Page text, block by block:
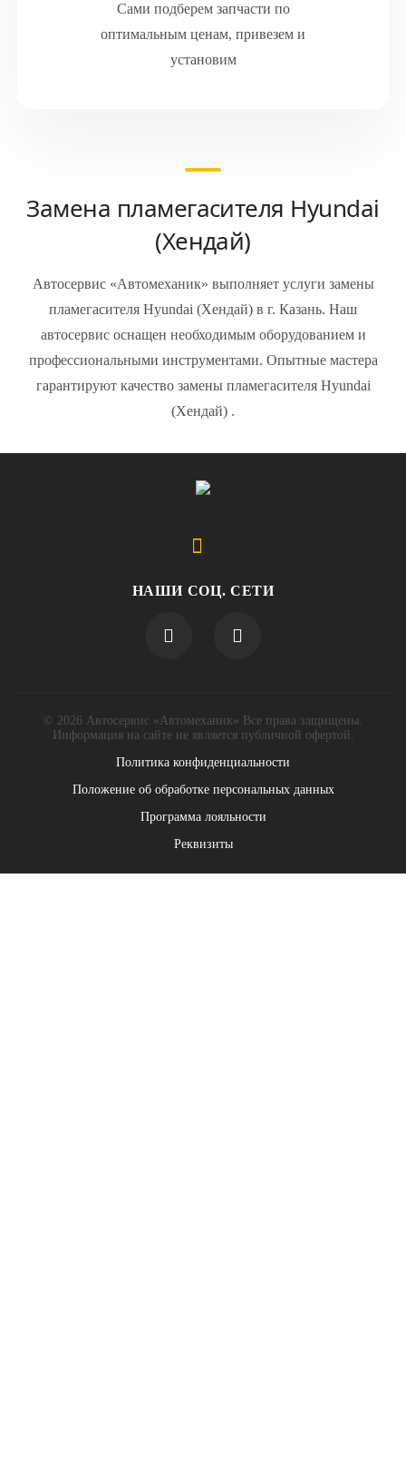
Сами подберем запчасти по
оптимальным ценам, привезем и
установим
Замена пламегасителя Hyundai
(Хендай)
Автосервис «Автомеханик» выполняет услуги замены
пламегасителя Hyundai (Хендай) в г. Казань. Наш
автосервис оснащен необходимым оборудованием и
профессиональными инструментами. Опытные мастера
гарантируют качество замены пламегасителя Hyundai
(Хендай) .
НАШИ СОЦ. СЕТИ
© 2026 Автосервис «Автомеханик» Все права защищены.
Информация на сайте не является публичной офертой.
Политика конфиденциальности
Положение об обработке персональных данных
Программа лояльности
Реквизиты